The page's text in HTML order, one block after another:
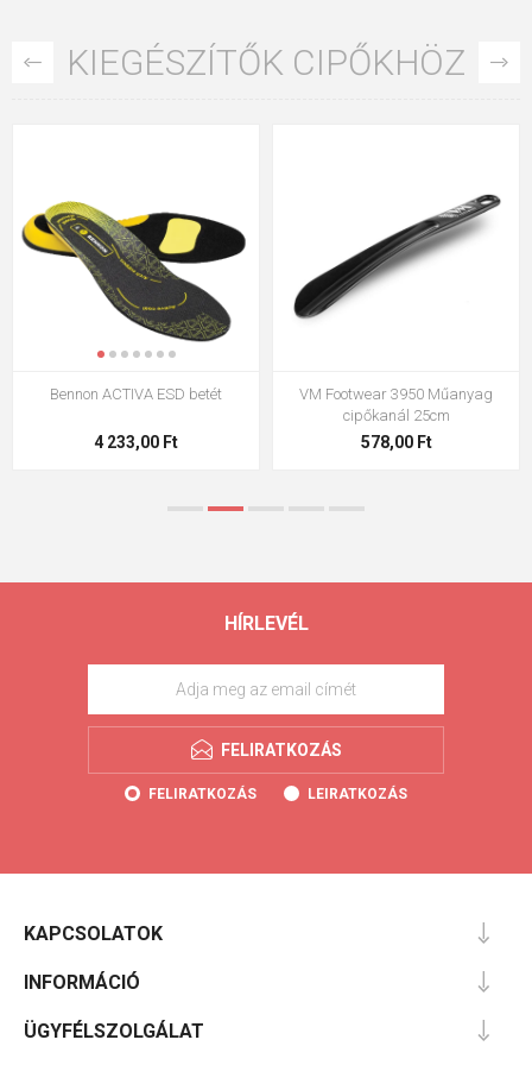
KIEGÉSZÍTŐK CIPŐKHÖZ
Bennon ACTIVA ESD betét
4 233,00 Ft
VM Footwear 3950 Műanyag
cipőkanál 25cm
578,00 Ft
HÍRLEVÉL
FELIRATKOZÁS
FELIRATKOZÁS LEIRATKOZÁS
KAPCSOLATOK
INFORMÁCIÓ
ÜGYFÉLSZOLGÁLAT